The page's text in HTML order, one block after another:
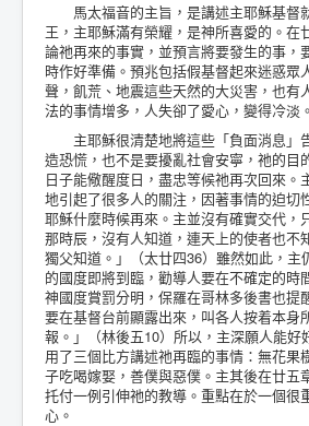
馬太福音的主旨，是講述主耶穌基督
王，主耶穌滿有榮耀，是神所喜愛的。在
論祂再來的事實，並預言將要發生的事，
時作好準備。預兆包括假基督起來迷惑眾
聲，飢荒、地震這些天然的大災害，也有
法的事情增多，人失卻了愛心，變得冷淡
主耶穌很清楚地將這些「負面消息」
造恐慌，也不是要擾亂社會安寧，祂的目
日子能儆醒度日，盡忠等候祂再次回來。
地引起了很多人的關注，因著事情的迫切
耶穌什麼時候再來。主並沒有確實交代，
那時辰，沒有人知道，連天上的使者也不
獨父知道。」（太廿四36）雖然如此，主
的國度即將到臨，勸導人要在不確定的時
神國度賞罰分明，保羅在哥林多後書也提
要在基督台前顯露出來，叫各人按着本身
報。」（林後五10）所以，主深願人能好
用了三個比方講述祂再臨的事情：無花果
子吃喝嫁娶，善僕與惡僕。主其後在廿五
托付一例引伸祂的教導。重點在於一個
心。